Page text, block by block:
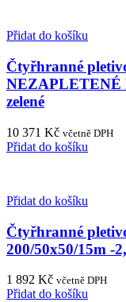
Přidat do košíku
Čtyřhranné
NEZAPLETENÉ
zelené
10 371 Kč včetně DPH
Přidat do košíku
Přidat do košíku
Čtyřhranné
200/50x50/15m -
1 892 Kč včetně DPH
Přidat do košíku